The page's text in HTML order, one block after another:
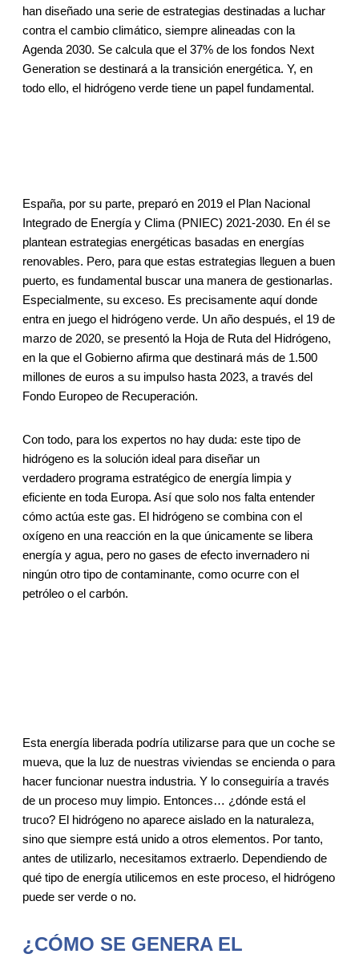
han diseñado una serie de estrategias destinadas a luchar
contra el cambio climático, siempre alineadas con la
Agenda 2030. Se calcula que el 37% de los fondos Next
Generation se destinará a la transición energética. Y, en
todo ello, el hidrógeno verde tiene un papel fundamental.
España, por su parte, preparó en 2019 el Plan Nacional
Integrado de Energía y Clima (PNIEC) 2021-2030. En él se
plantean estrategias energéticas basadas en energías
renovables. Pero, para que estas estrategias lleguen a buen
puerto, es fundamental buscar una manera de gestionarlas.
Especialmente, su exceso. Es precisamente aquí donde
entra en juego el hidrógeno verde. Un año después, el 19 de
marzo de 2020, se presentó la Hoja de Ruta del Hidrógeno,
en la que el Gobierno afirma que destinará más de 1.500
millones de euros a su impulso hasta 2023, a través del
Fondo Europeo de Recuperación.
Con todo, para los expertos no hay duda: este tipo de
hidrógeno es la solución ideal para diseñar un
verdadero programa estratégico de energía limpia y
eficiente en toda Europa. Así que solo nos falta entender
cómo actúa este gas. El hidrógeno se combina con el
oxígeno en una reacción en la que únicamente se libera
energía y agua, pero no gases de efecto invernadero ni
ningún otro tipo de contaminante, como ocurre con el
petróleo o el carbón.
Esta energía liberada podría utilizarse para que un coche se
mueva, que la luz de nuestras viviendas se encienda o para
hacer funcionar nuestra industria. Y lo conseguiría a través
de un proceso muy limpio. Entonces… ¿dónde está el
truco? El hidrógeno no aparece aislado en la naturaleza,
sino que siempre está unido a otros elementos. Por tanto,
antes de utilizarlo, necesitamos extraerlo. Dependiendo de
qué tipo de energía utilicemos en este proceso, el hidrógeno
puede ser verde o no.
¿CÓMO SE GENERA EL